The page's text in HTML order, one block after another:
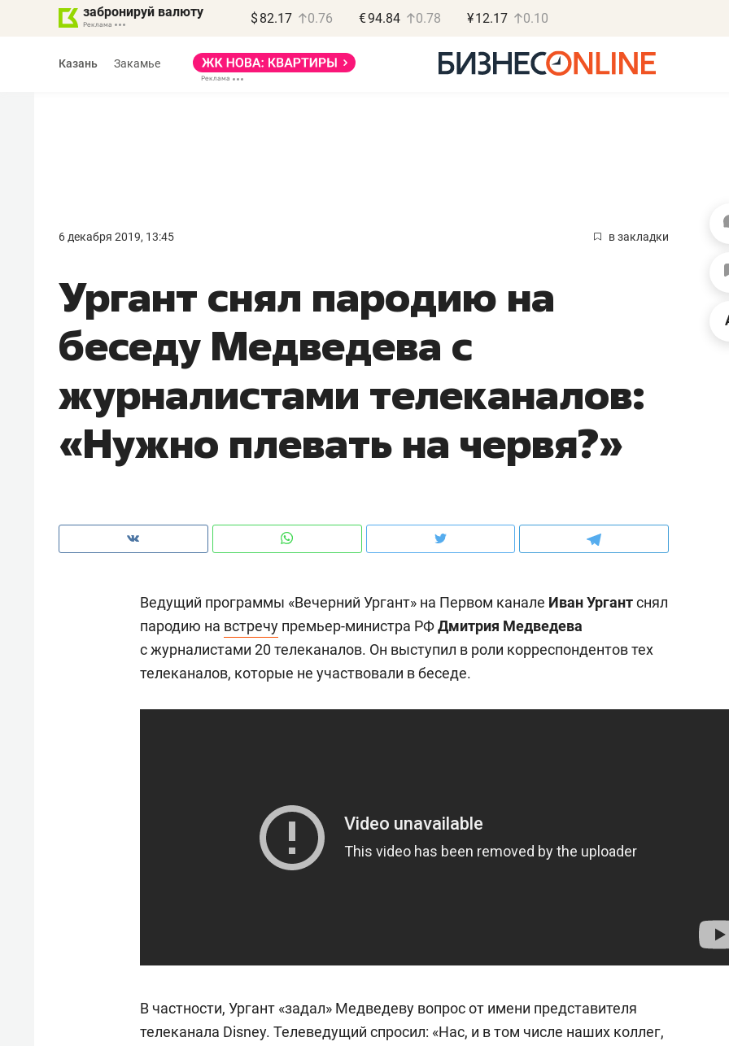
забронируй валюту $ 82.17 0.76 €94.84 0.78 ¥12.17 0.10
Казань Закамье
6 декабря 2019, 13:45 в закладки
Ургант снял пародию на
беседу Медведева с
журналистами телеканалов:
«Нужно плевать на червя?»
Ведущий программы «Вечерний Ургант» на Первом канале Иван Ургантснял
пародию на встречу премьер-министра РФДмитрия Медведева
с журналистами 20 телеканалов. Он выступил в роли корреспондентов тех
телеканалов, которые не участвовали в беседе.
В частности, Ургант «задал» Медведеву вопрос от имени представителя
телеканала Disney. Телеведущий спросил: «Нас, и в том числе наших коллег,
«Не зная
потерять
чем интересен Оман?
Психотерапевт «Фороса»:
Рекомендуем